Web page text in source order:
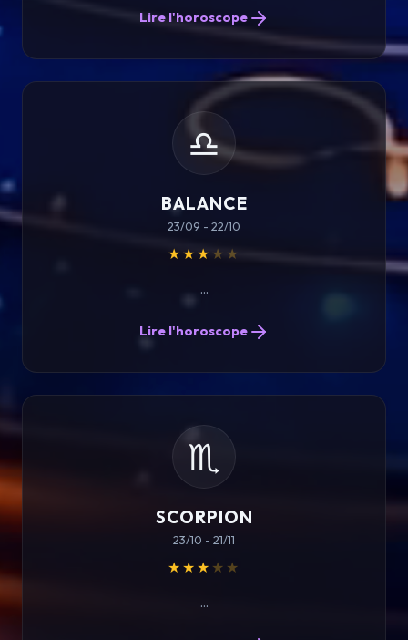
Lire l'horoscope
♎
BALANCE
23/09 - 22/10
★★★ ★★
...
Lire l'horoscope
♏
SCORPION
23/10 - 21/11
★★★ ★★
...